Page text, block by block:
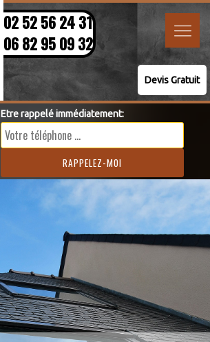
02 52 56 24 31
06 82 95 09 32
Devis Gratuit
Etre rappelé immédiatement: